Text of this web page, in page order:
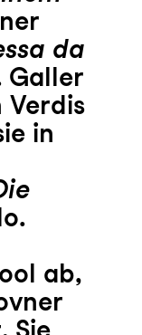
da
Galler
Verdis
in
ab,